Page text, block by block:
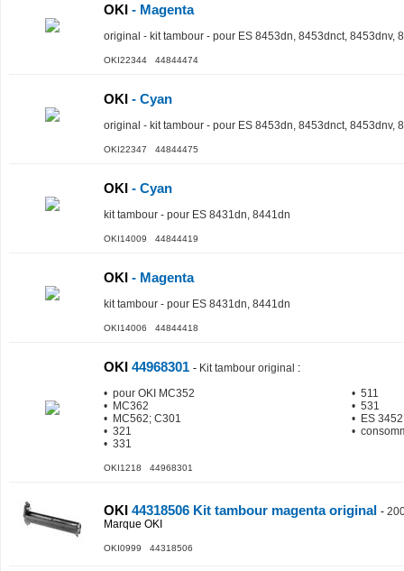
OKI - Magenta
original - kit tambour - pour ES 8453dn, 8453dnct, 8453dnv,
OKI22344 44844474
OKI - Cyan
original - kit tambour - pour ES 8453dn, 8453dnct, 8453dnv,
OKI22347 44844475
OKI - Cyan
kit tambour - pour ES 8431dn, 8441dn
OKI14009 44844419
OKI - Magenta
kit tambour - pour ES 8431dn, 8441dn
OKI14006 44844418
OKI 44968301 - Kit tambour original :
• pour OKI MC352
• MC362
• MC562; C301
• 321
• 331
• 511
• 531
• ES 3452
•
OKI1218 44968301
OKI 44318506 Kit tambour magenta original -
Marque OKI
OKI0999 44318506